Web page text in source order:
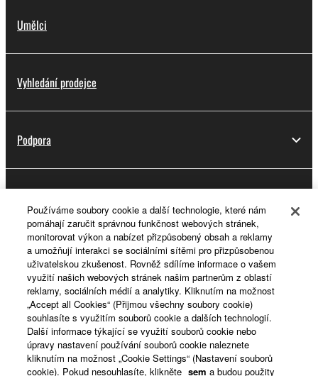
Umělci
Vyhledání prodejce
Podpora
O Yamaze
Česká republika a Slovensko - Czech
Business
Používáme soubory cookie a další technologie, které nám
pomáhají zaručit správnou funkčnost webových stránek,
monitorovat výkon a nabízet přizpůsobený obsah a reklamy
a umožňují interakci se sociálními sítěmi pro přizpůsobenou
uživatelskou zkušenost. Rovněž sdílíme informace o vašem
využití našich webových stránek našim partnerům z oblastí
reklamy, sociálních médií a analytiky. Kliknutím na možnost
„Accept all Cookies“ (Přijmou všechny soubory cookie)
souhlasíte s využitím souborů cookie a dalších technologií.
Další informace týkající se využití souborů cookie nebo
úpravy nastavení používání souborů cookie naleznete
kliknutím na možnost „Cookie Settings“ (Nastavení souborů
cookie). Pokud nesouhlasíte, klikněte sem a budou použity